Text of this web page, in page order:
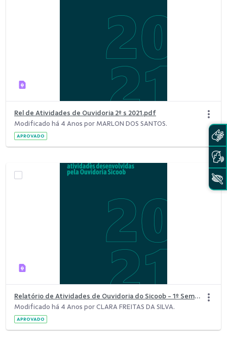
Rel de Atividades de Ouvidoria 2º s 2021.pdf
Modificado há 4 Anos por MARLON DOS SANTOS.
APROVADO
Relatório de Atividades de Ouvidoria do Sicoob - 1º Semestre 2021.pdf
Modificado há 4 Anos por CLARA FREITAS DA SILVA.
APROVADO